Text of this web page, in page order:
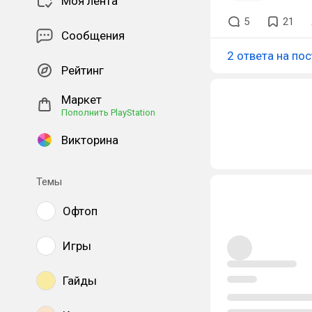
Сообщения
Рейтинг
Маркет
Пополнить PlayStation
Викторина
Темы
Офтоп
Игры
Гайды
5 21
2 ответа на